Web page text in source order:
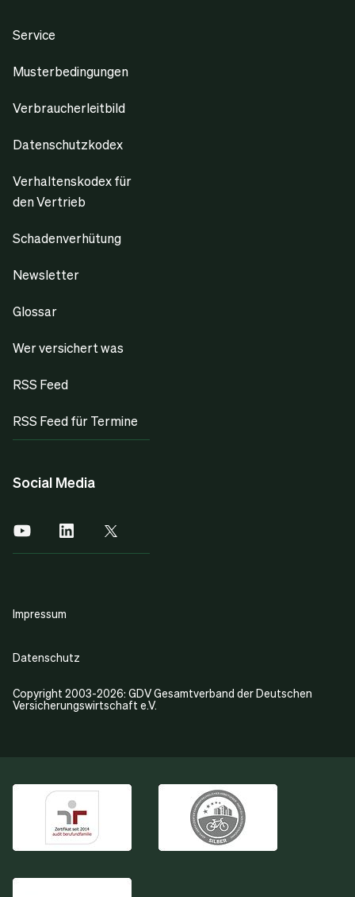
Service
Musterbedingungen
Verbraucherleitbild
Datenschutzkodex
Verhaltenskodex für
den Vertrieb
Schadenverhütung
Newsletter
Glossar
Wer versichert was
RSS Feed
RSS Feed für Termine
Social Media
Copyright 2003-2026: GDV Gesamtverband der Deutschen
Versicherungswirtschaft e.V.
Impressum
Datenschutz